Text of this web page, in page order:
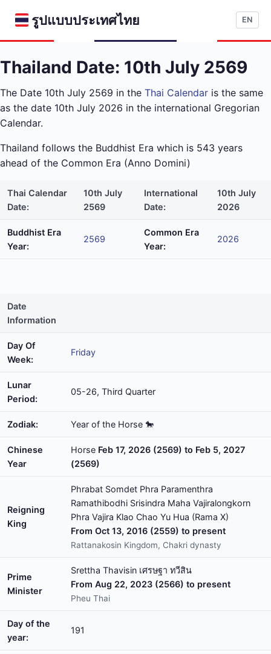
รูปแบบประเทศไทย EN
Thailand Date: 10th July 2569
The Date 10th July 2569 in the Thai Calendar is the same
as the date 10th July 2026 in the international Gregorian
Calendar.
Thailand follows the Buddhist Era which is 543 years
ahead of the Common Era (Anno Domini)
Thai Calendar
Date:
10th July
2569
International
Date:
10th July
2026
Buddhist Era
Year:
2569
Common Era
Year:
2026
Date
Information
Day Of
Week:
Friday
Lunar
Period:
05-26, Third Quarter
Zodiak: Year of the Horse 🐎
Chinese
Year
Horse Feb 17, 2026 (2569) to Feb 5, 2027
(2569)
Reigning
King
Phrabat Somdet Phra Paramenthra
Ramathibodhi Srisindra Maha Vajiralongkorn
Phra Vajira Klao Chao Yu Hua (Rama X)
From Oct 13, 2016 (2559) to present
Rattanakosin Kingdom, Chakri dynasty
Prime
Minister
Srettha Thavisin เศรษฐา ทวีสิน
From Aug 22, 2023 (2566) to present
Pheu Thai
Day of the
year:
191